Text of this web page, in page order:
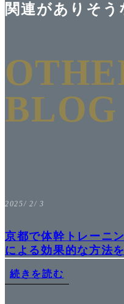
関連がありそ
BLOG
2025/ 2/ 3
京都で体幹トレーニ
による効果的な方法
続きを読む